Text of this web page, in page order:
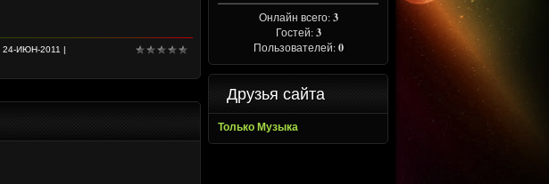
24-ИЮН-2011 |
Онлайн всего:3
Гостей:3
Пользователей:0
Друзья сайта
Только Музыка